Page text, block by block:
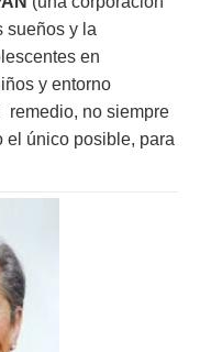
sueños y la
en
y entorno
remedio, no siempre
el único posible, para